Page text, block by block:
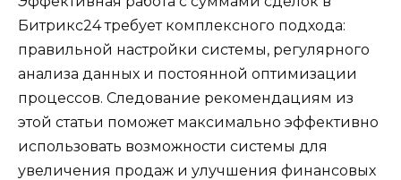
Битрикс24 требует комплексного подхода:
правильной настройки системы, регулярного
анализа данных и постоянной оптимизации
процессов. Следование рекомендациям из
этой статьи поможет максимально эффективно
использовать возможности системы для
увеличения продаж и улучшения финансовых